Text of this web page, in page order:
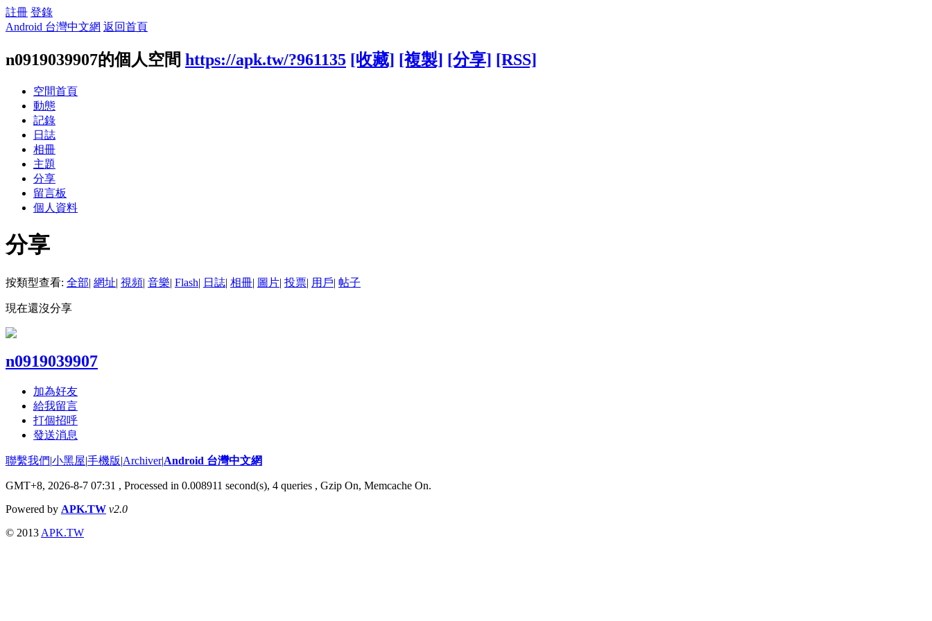
註冊 登錄
Android 台灣中文網 返回首頁
n0919039907的個人空間 https://apk.tw/?961135 [收藏] [複製] [分享] [RSS]
空間首頁
動態
記錄
日誌
相冊
主題
分享
留言板
個人資料
分享
按類型查看: 全部| 網址| 視頻| 音樂| Flash| 日誌| 相冊| 圖片| 投票| 用戶| 帖子
現在還沒分享
n0919039907
加為好友
給我留言
打個招呼
發送消息
聯繫我們|小黑屋|手機版|Archiver|Android 台灣中文網
GMT+8, 2026-8-7 07:31 , Processed in 0.008911 second(s), 4 queries , Gzip On, Memcache On.
Powered by APK.TW v2.0
© 2013 APK.TW